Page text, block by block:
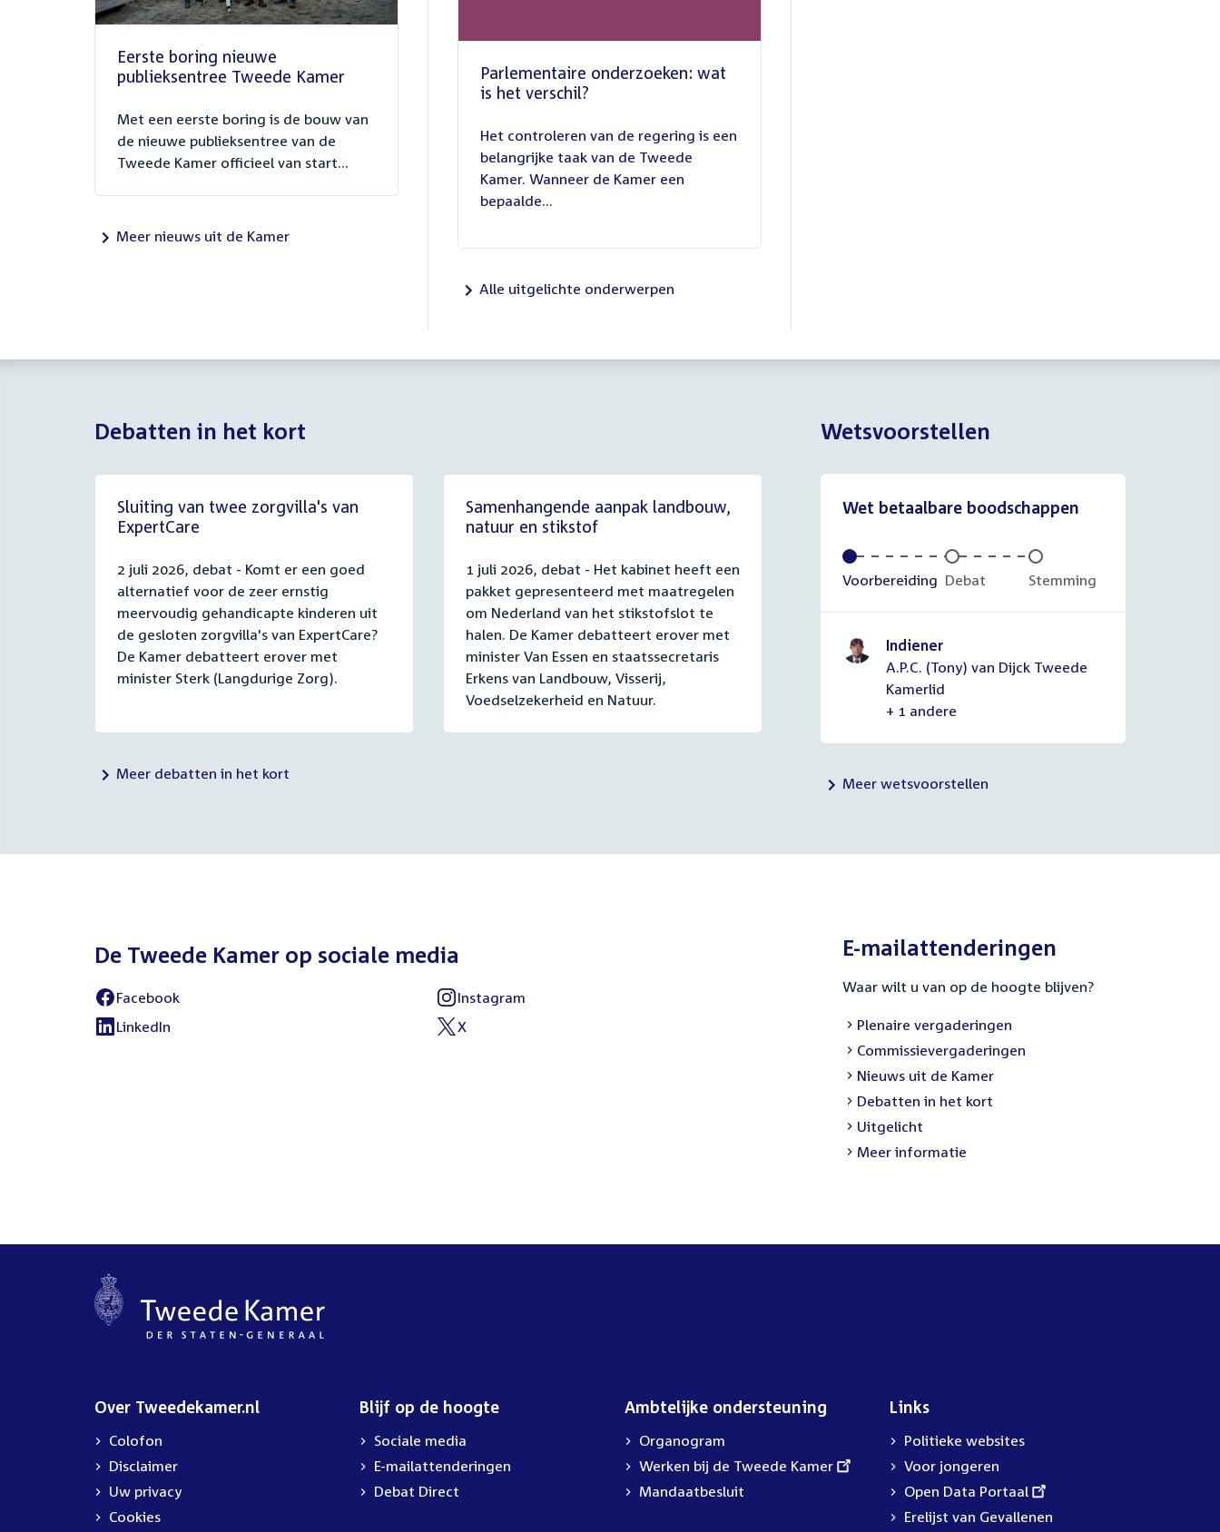
Eerste boring nieuwe
publieksentree Tweede Kamer
Met een eerste boring is de bouw van
de nieuwe publieksentree van de
Tweede Kamer officieel van start...
Meer nieuws uit de Kamer
Parlementaire onderzoeken: wat
is het verschil?
juli
2026
Het controleren van de regering is een
belangrijke taak van de Tweede
Kamer. Wanneer de Kamer een
bepaalde...
Alle uitgelichte onderwerpen
Debatten in het kort
Sluiting van twee zorgvilla's van
ExpertCare
2 juli 2026, debat - Komt er een goed
alternatief voor de zeer ernstig
meervoudig gehandicapte kinderen uit
de gesloten zorgvilla's van ExpertCare?
De Kamer debatteert erover met
minister Sterk (Langdurige Zorg).
Samenhangende aanpak landbouw,
natuur en stikstof
1 juli 2026, debat - Het kabinet heeft een
pakket gepresenteerd met maatregelen
om Nederland van het stikstofslot te
halen. De Kamer debatteert erover met
minister Van Essen en staatssecretaris
Erkens van Landbouw, Visserij,
Voedselzekerheid en Natuur.
Meer debatten in het kort
Wetsvoorstellen
Wet betaalbare boodschappen
Voltooid:
Voorbereiding Onvoltooid:
Debat Onvoltooid:
Stemming
Indiener
A.P.C. (Tony) van Dijck Tweede
Kamerlid
+ 1 andere
Meer wetsvoorstellen
De Tweede Kamer op sociale media
External
link:
Facebook
External
link:
Instagram
External
LinkedIn
External
X
E-mailattenderingen
Waar wilt u van op de hoogte blijven?
External
link:
Plenaire vergaderingen
External
link:
Commissievergaderingen
External
link:
Nieuws uit de Kamer
External
link:
Debatten in het kort
External
link:
Uitgelicht
Meer informatie
Over Tweedekamer.nl
Colofon
Disclaimer
Uw privacy
Cookies
Blijf op de hoogte
Sociale media
E-mailattenderingen
Debat Direct
Ambtelijke ondersteuning
Organogram
External
link:
Werken bij de Tweede Kamer
Mandaatbesluit
Links
Politieke websites
Voor jongeren
External
link:
Open Data Portaal
Erelijst van Gevallenen